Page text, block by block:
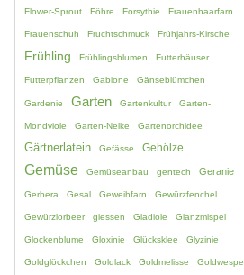
Flower-Sprout Föhre Forsythie Frauenhaarfarn
Frauenschuh Fruchtschmuck Frühjahrs-Kirsche
Frühling Frühlingsblumen Futterhäuser
Futterpflanzen Gabione Gänseblümchen
Gardenie Garten Gartenkultur Garten-
Mondviole Garten-Nelke Gartenorchidee
Gärtnerlatein Gefässe Gehölze
Gemüse Gemüseanbau gentech Geranie
Gerbera Gesal Geweihfarn Gewürzfenchel
Gewürzlorbeer giessen Gladiole Glanzmispel
Glockenblume Gloxinie Glücksklee Glyzinie
Goldglöckchen Goldlack Goldmelisse Goldwespe